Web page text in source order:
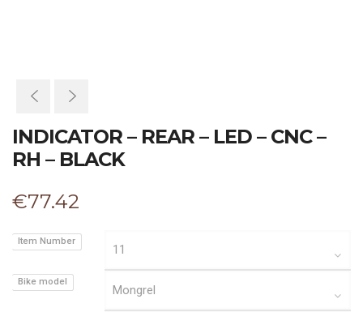
INDICATOR – REAR – LED – CNC –
RH – BLACK
€77.42
Item Number
Bike model